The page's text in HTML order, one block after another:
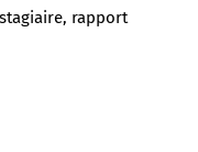
rapport